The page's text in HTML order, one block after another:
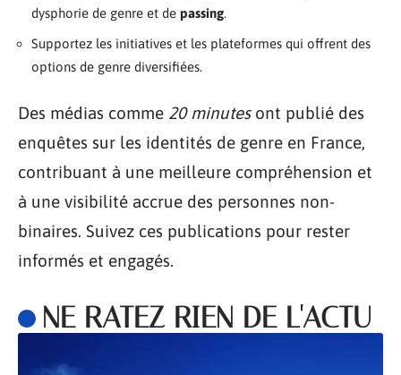
dysphorie de genre et de passing.
Supportez les initiatives et les plateformes qui offrent des
options de genre diversifiées.
Des médias comme 20 minutesont publié des
enquêtes sur les identités de genre en France,
contribuant à une meilleure compréhension et
à une visibilité accrue des personnes non-
binaires. Suivez ces publications pour rester
informés et engagés.
NE RATEZ RIEN DE L'ACTU